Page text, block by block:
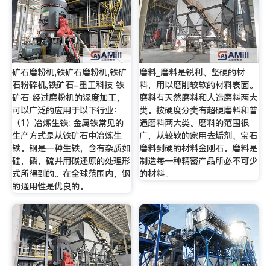
矿石磨粉机,铁矿石磨粉机,铁矿
石粉碎机,铁矿石-重工科技 铁
矿石 经过磨粉机的深度加工，
可以广泛的应用于以下行业：
（1）冶炼生铁: 金属铁常见的
生产方式是从铁矿石中冶炼生
铁。钢是一种生铁，含有杂质如
硅，磷，硫并用碳还原的处理形
式所得到的。在全球范围内，钢
的通用性是优良的。
磨料_磨料是锐利、坚硬的材
料，用以磨削较软的材料表面。
磨料有天然磨料和人造磨料两大
类。按硬度分类有超硬磨料和普
通磨料两大类。磨料的范围很
广，从较软的家用去垢剂、宝石
磨料到硬的材料金刚石。磨料是
制造每一种精密产品所必不可少
的材料。